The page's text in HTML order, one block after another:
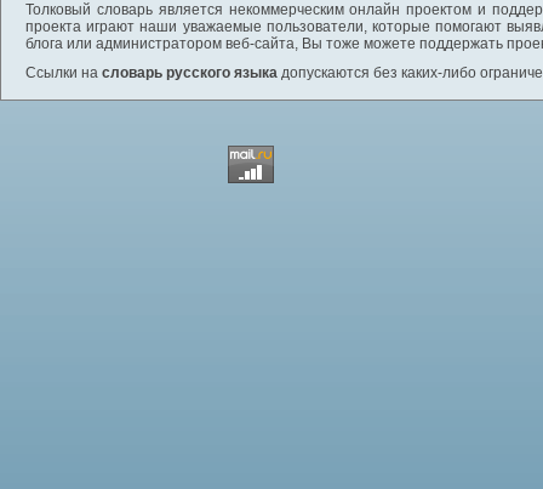
Толковый словарь является некоммерческим онлайн проектом и
проекта играют наши уважаемые пользователи, которые помогают
блога или администратором веб-сайта, Вы тоже можете поддержать
Ссылки на словарь русского языка допускаются без каких-либо